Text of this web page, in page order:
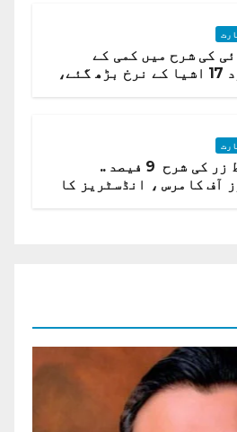
کی شرح میں کمی کے
باوجود 17 اشیا کے نرخ بڑھ گئے،
افراط زر کی شرح 9 فیصد ..
آف کامرس ، انڈسٹریز کا